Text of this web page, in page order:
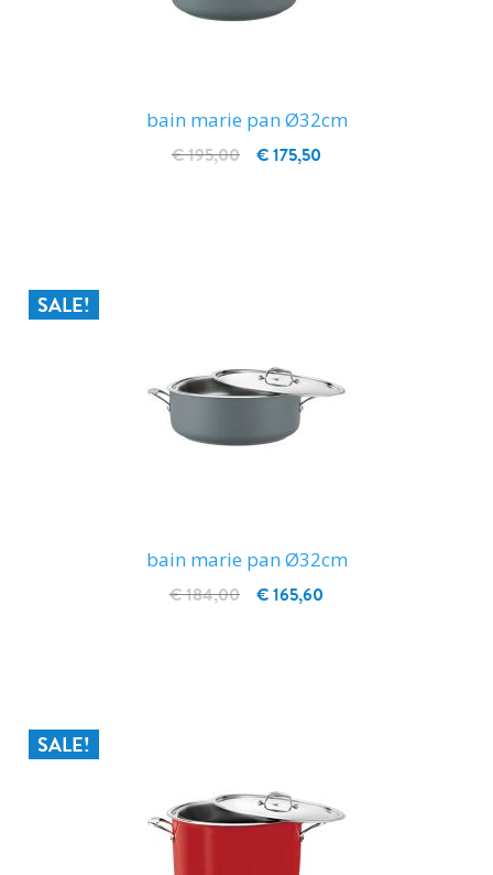
bain marie pan Ø32cm
€ 175,50
€ 195,00
SALE!
bain marie pan Ø32cm
€ 165,60
€ 184,00
SALE!